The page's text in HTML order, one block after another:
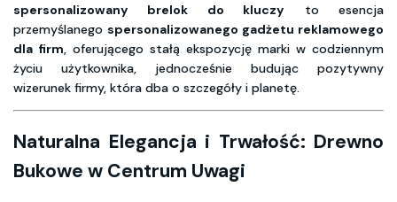
spersonalizowany brelok do kluczy to esencja
przemyślanego spersonalizowanego gadżetu reklamowego
dla firm, oferującego stałą ekspozycję marki w codziennym
życiu użytkownika, jednocześnie budując pozytywny
wizerunek firmy, która dba o szczegóły i planetę.
Naturalna Elegancja i Trwałość: Drewno
Bukowe w Centrum Uwagi